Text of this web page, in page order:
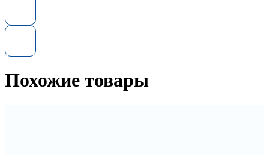
P410,
P212
/
001
Похожие товары